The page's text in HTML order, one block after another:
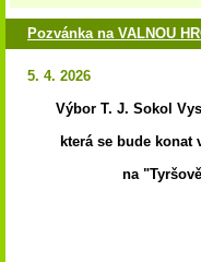
Pozvánka na VALNOU
5. 4. 2026
Výbor T. J. Sokol
která se bude konat
na